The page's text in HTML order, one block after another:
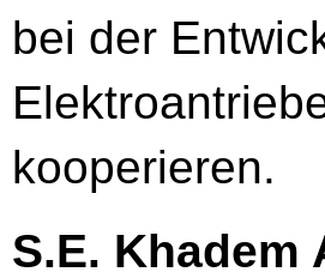
bei der
kooperieren.
S.E. Khadem